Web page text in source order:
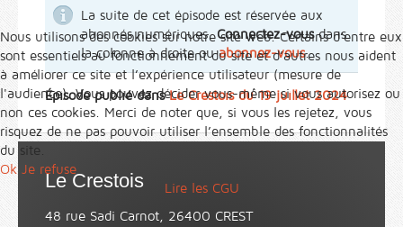
La suite de cet épisode est réservée aux
abonnés numériques.Connectez-vousdans
la colonne à droite ouabonnez-vous.
Épisode publié dansLe Crestois du 19 juillet 2024
Le Crestois
48 rue Sadi Carnot, 26400 CREST
Nous utilisons des cookies sur notre site web. Certains d’entre eux
sont essentiels au fonctionnement du site et d’autres nous aident
à améliorer ce site et l’expérience utilisateur (mesure de
l'audience). Vous pouvez décider vous-même si vous autorisez ou
non ces cookies. Merci de noter que, si vous les rejetez, vous
risquez de ne pas pouvoir utiliser l’ensemble des fonctionnalités
du site.
Ok Je refuse
Lire les CGU